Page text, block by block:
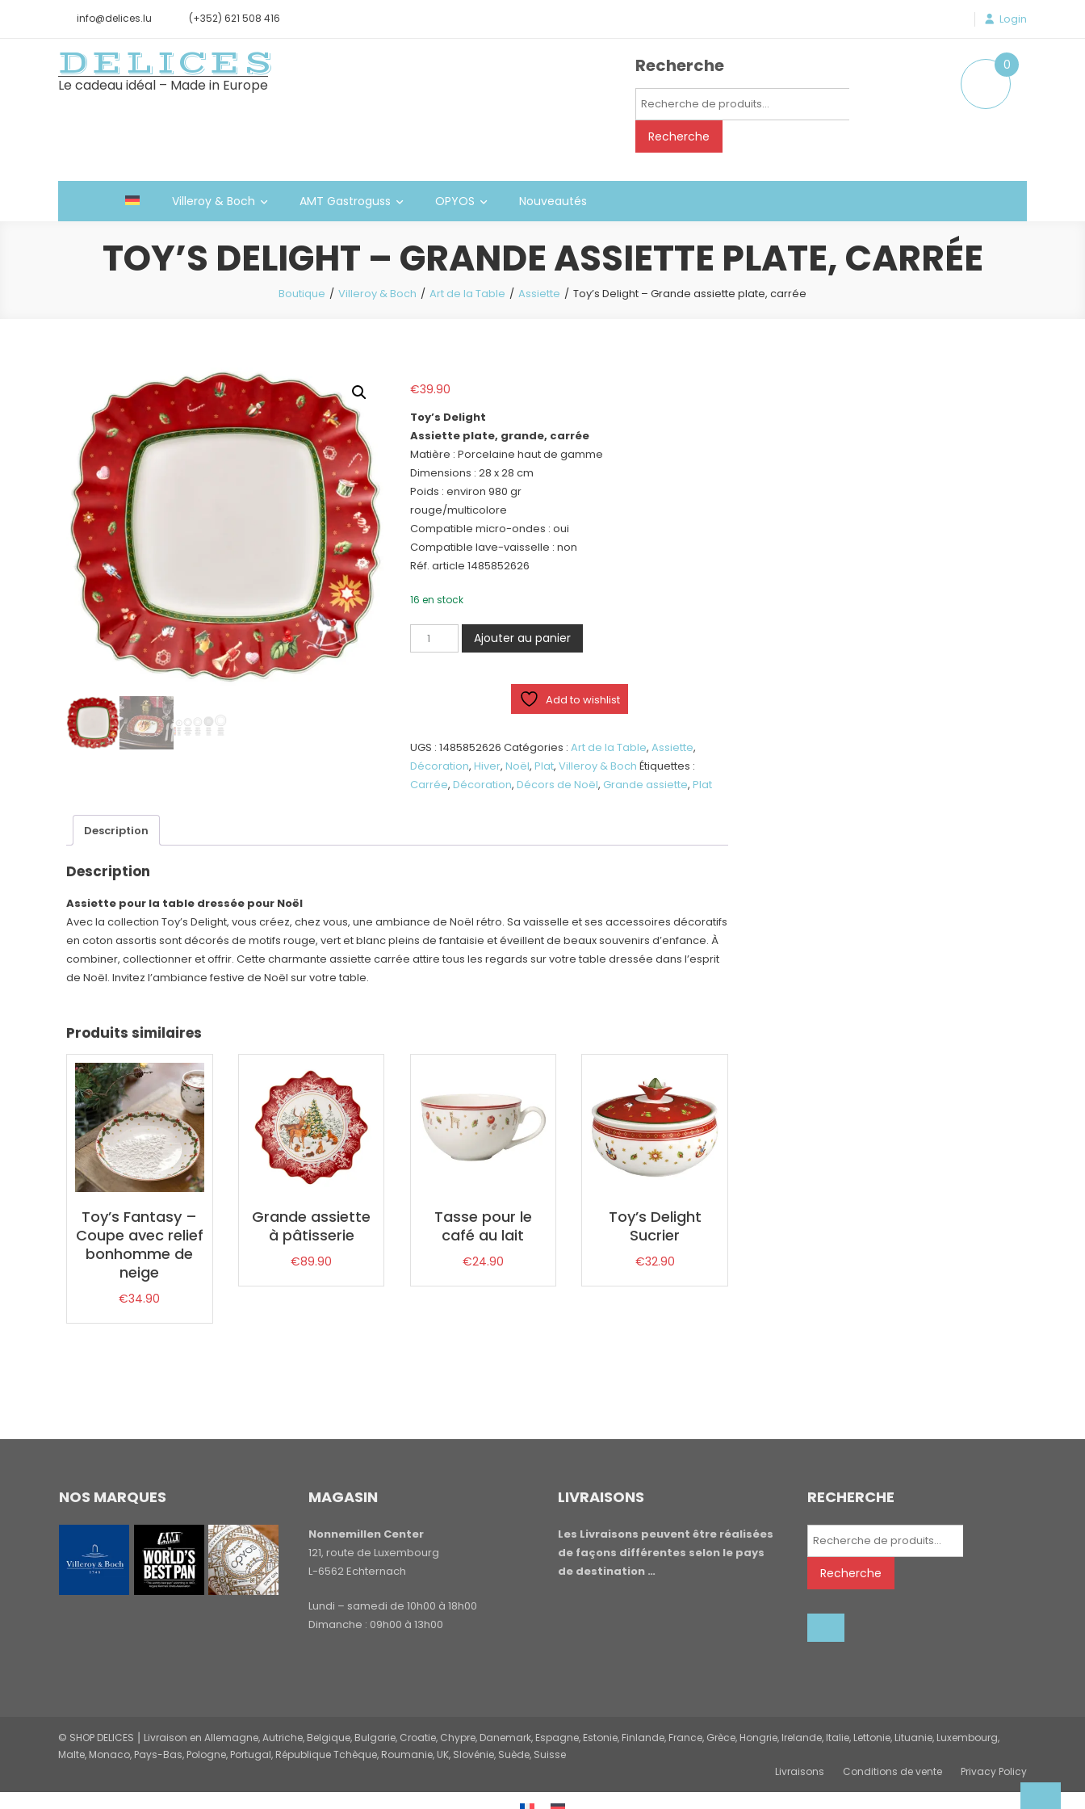
info@delices.lu (+352) 621 508 416 Login
DELICES
Le cadeau idéal – Made in Europe
Recherche
Recherche
Recherche
0
item
Villeroy & Boch AMT Gastroguss OPYOS Nouveautés
TOY’S DELIGHT – GRANDE ASSIETTE PLATE, CARRÉE
Boutique Villeroy & Boch Art de la Table Assiette Toy’s Delight – Grande assiette plate, carrée
€39.90
Toy’s Delight
Assiette plate, grande, carrée
Matière : Porcelaine haut de gamme
Dimensions : 28 x 28 cm
Poids : environ 980 gr
rouge/multicolore
Compatible micro-ondes : oui
Compatible lave-vaisselle : non
Réf. article 1485852626
16 en stock
quantité
de
assiette
plate,
carrée
Ajouter au panier
Add to wishlist
UGS :1485852626 Catégories :Art de la Table,Assiette,
Décoration,Hiver,Noël,Plat,Villeroy & Boch Étiquettes :
Carrée,Décoration,Décors de Noël, Grande assiette,Plat
Description
Description
Assiette pour la table dressée pour Noël
Avec la collection Toy’s Delight, vous créez, chez vous, une ambiance de Noël rétro. Sa vaisselle et ses accessoires décoratifs
en coton assortis sont décorés de motifs rouge, vert et blanc pleins de fantaisie et éveillent de beaux souvenirs d’enfance. À
combiner, collectionner et offrir. Cette charmante assiette carrée attire tous les regards sur votre table dressée dans l’esprit
de Noël. Invitez l’ambiance festive de Noël sur votre table.
Produits similaires
Toy’s Fantasy –
Coupe avec relief
bonhomme de
neige
€34.90
Grande assiette
à pâtisserie
€89.90
Tasse pour le
café au lait
€24.90
Toy’s Delight
Sucrier
€32.90
NOS MARQUES MAGASIN
Nonnemillen Center
121, route de Luxembourg
L-6562 Echternach
Lundi – samedi de 10h00 à 18h00
Dimanche : 09h00 à 13h00
LIVRAISONS
Les Livraisons peuvent être réalisées
de façons différentes selon le pays
de destination …
RECHERCHE
Recherche
Recherche
© SHOP DELICES ⎮ Livraison en Allemagne, Autriche, Belgique, Bulgarie, Croatie, Chypre, Danemark, Espagne, Estonie, Finlande, France, Grèce, Hongrie, Irelande, Italie, Lettonie, Lituanie, Luxembourg,
Malte, Monaco, Pays-Bas, Pologne, Portugal, République Tchèque, Roumanie, UK, Slovénie, Suède, Suisse
Livraisons
Conditions de vente Privacy Policy